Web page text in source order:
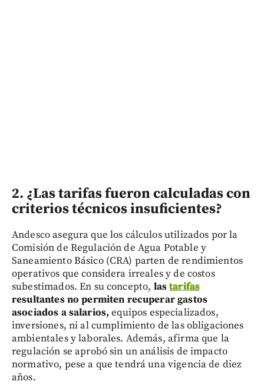
2. ¿Las tarifas fueron calculadas con
criterios técnicos insuficientes?
Andesco asegura que los cálculos utilizados por la
Comisión de Regulación de Agua Potable y
Saneamiento Básico (CRA) parten de rendimientos
operativos que considera irreales y de costos
subestimados. En su concepto, lastarifas
resultantes no permiten recuperar gastos
asociados a salarios, equipos especializados,
inversiones, ni al cumplimiento de las obligaciones
ambientales y laborales. Además, afirma que la
regulación se aprobó sin un análisis de impacto
normativo, pese a que tendrá una vigencia de diez
años.